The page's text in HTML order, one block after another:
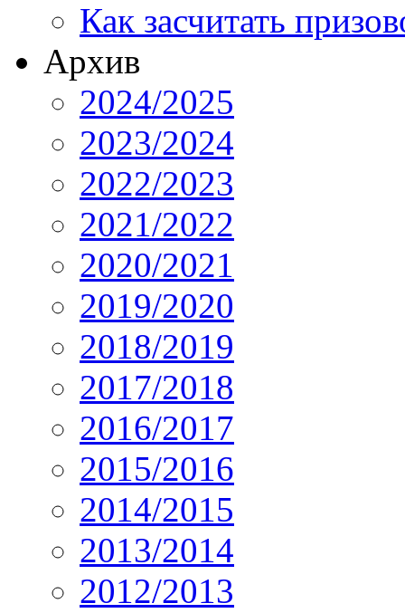
Как засчитать
Архив
2024/2025
2023/2024
2022/2023
2021/2022
2020/2021
2019/2020
2018/2019
2017/2018
2016/2017
2015/2016
2014/2015
2013/2014
2012/2013